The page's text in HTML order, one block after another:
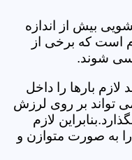
بیش از اندازه
است که برخی از
شوند.
بارها را داخل
تواند بر روی لرزش
لازم
به صورت متوازن و